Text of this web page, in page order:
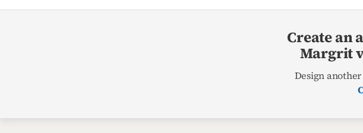
Create an
Margrit
Design another